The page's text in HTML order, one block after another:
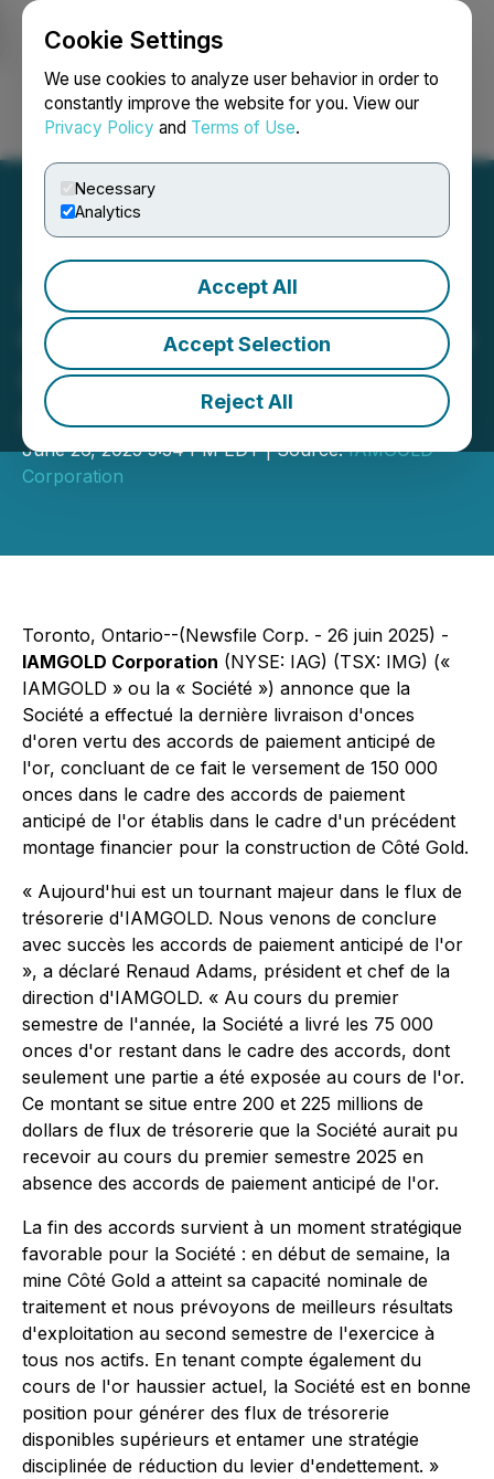
Cookie Settings
We use cookies to analyze user behavior in order to
constantly improve the website for you. View our
Privacy Policy and Terms of Use.
Necessary
Analytics
Accept All
Accept Selection
Reject All
Login Search Français
IAMGOLD effectue la
dernière livraison et clôt les
accords de paiement
anticipé de l'or
June 26, 2025 3:34 PM EDT | Source:IAMGOLD
Corporation
Toronto, Ontario--(Newsfile Corp. - 26 juin 2025) -
IAMGOLD Corporation (NYSE: IAG) (TSX: IMG) («
IAMGOLD » ou la « Société ») annonce que la
Société a effectué la dernière livraison d'onces
d'oren vertu des accords de paiement anticipé de
l'or, concluant de ce fait le versement de 150 000
onces dans le cadre des accords de paiement
anticipé de l'or établis dans le cadre d'un précédent
montage financier pour la construction de Côté Gold.
« Aujourd'hui est un tournant majeur dans le flux de
trésorerie d'IAMGOLD. Nous venons de conclure
avec succès les accords de paiement anticipé de l'or
», a déclaré Renaud Adams, président et chef de la
direction d'IAMGOLD. « Au cours du premier
semestre de l'année, la Société a livré les 75 000
onces d'or restant dans le cadre des accords, dont
seulement une partie a été exposée au cours de l'or.
Ce montant se situe entre 200 et 225 millions de
dollars de flux de trésorerie que la Société aurait pu
recevoir au cours du premier semestre 2025 en
absence des accords de paiement anticipé de l'or.
La fin des accords survient à un moment stratégique
favorable pour la Société : en début de semaine, la
mine Côté Gold a atteint sa capacité nominale de
traitement et nous prévoyons de meilleurs résultats
d'exploitation au second semestre de l'exercice à
tous nos actifs. En tenant compte également du
cours de l'or haussier actuel, la Société est en bonne
position pour générer des flux de trésorerie
disponibles supérieurs et entamer une stratégie
disciplinée de réduction du levier d'endettement. »